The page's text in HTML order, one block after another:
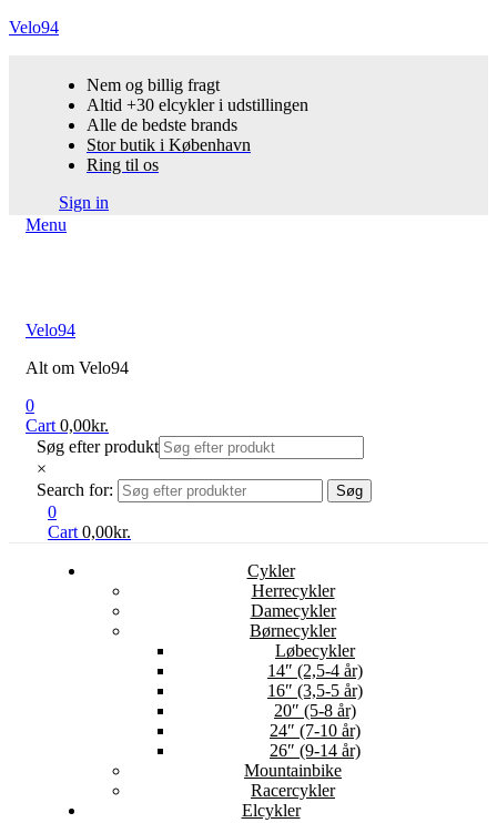
Velo94
Nem og billig fragt
Altid +30 elcykler i udstillingen
Alle de bedste brands
Stor butik i København
Ring til os
Sign in
Menu
Velo94
Alt om Velo94
0
Cart 0,00kr.
Søg efter produkt
×
Search for:
Søg
0
Cart 0,00kr.
Cykler
Herrecykler
Damecykler
Børnecykler
Løbecykler
14″ (2,5-4 år)
16″ (3,5-5 år)
20″ (5-8 år)
24″ (7-10 år)
26″ (9-14 år)
Mountainbike
Racercykler
Elcykler